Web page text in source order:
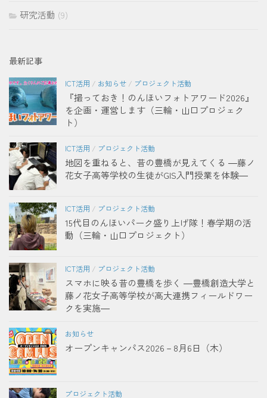
研究活動 (9)
最新記事
ICT活用 / お知らせ / プロジェクト活動
『撮っておき！のんほいフォトアワード2026』
を企画・運営します（三輪・山口プロジェク
ト）
ICT活用 / プロジェクト活動
地図を重ねると、昔の豊橋が見えてくる ―藤ノ
花女子高等学校の生徒がGIS入門授業を体験―
ICT活用 / プロジェクト活動
15代目のんほいパーク盛り上げ隊！春学期の活
動（三輪・山口プロジェクト）
ICT活用 / プロジェクト活動
スマホに映る昔の豊橋を歩く ―豊橋創造大学と
藤ノ花女子高等学校が高大連携フィールドワー
クを実施―
お知らせ
オープンキャンパス2026－8月6日（木）
プロジェクト活動